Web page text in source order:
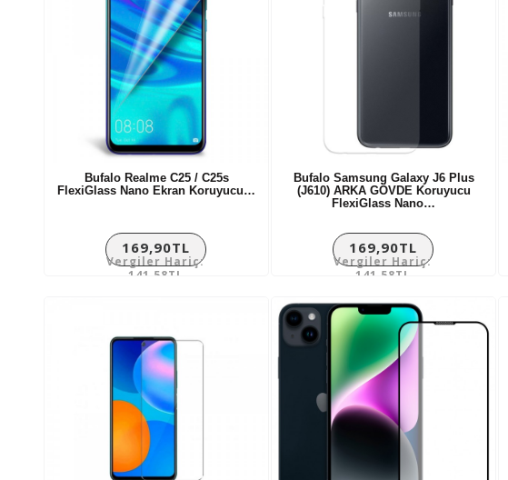
Bufalo Realme C25 / C25s
FlexiGlass Nano Ekran Koruyucu…
169,90TL
Vergiler Hariç:
141,58TL
Bufalo Samsung Galaxy J6 Plus
(J610) ARKA GÖVDE Koruyucu
FlexiGlass Nano…
169,90TL
Vergiler Hariç:
141,58TL